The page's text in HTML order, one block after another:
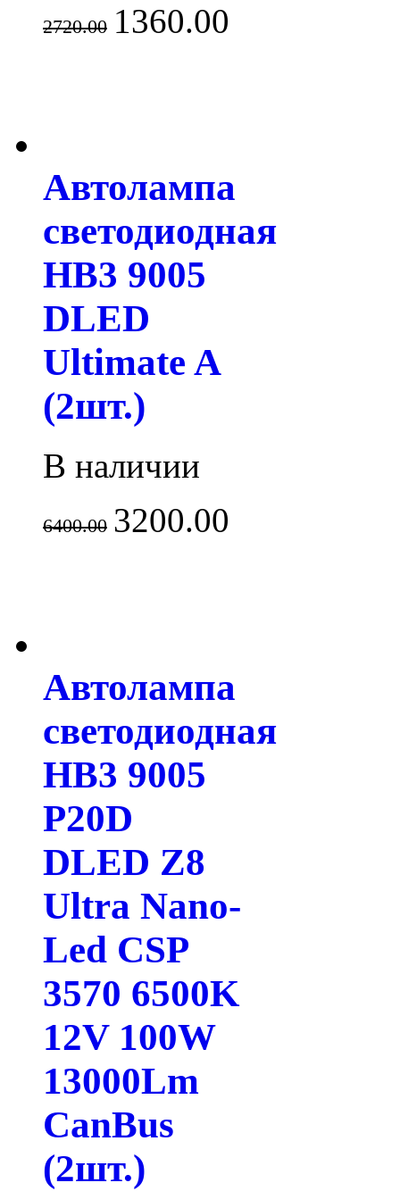
2720.00 1360.00
Автолампа
светодиодная
HB3 9005
DLED
Ultimate A
(2шт.)
В наличии
6400.00 3200.00
Автолампа
светодиодная
HB3 9005
P20D
DLED Z8
Ultra Nano-
Led CSP
3570 6500K
12V 100W
13000Lm
CanBus
(2шт.)